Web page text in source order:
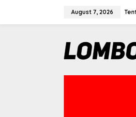
content
August 7, 2026